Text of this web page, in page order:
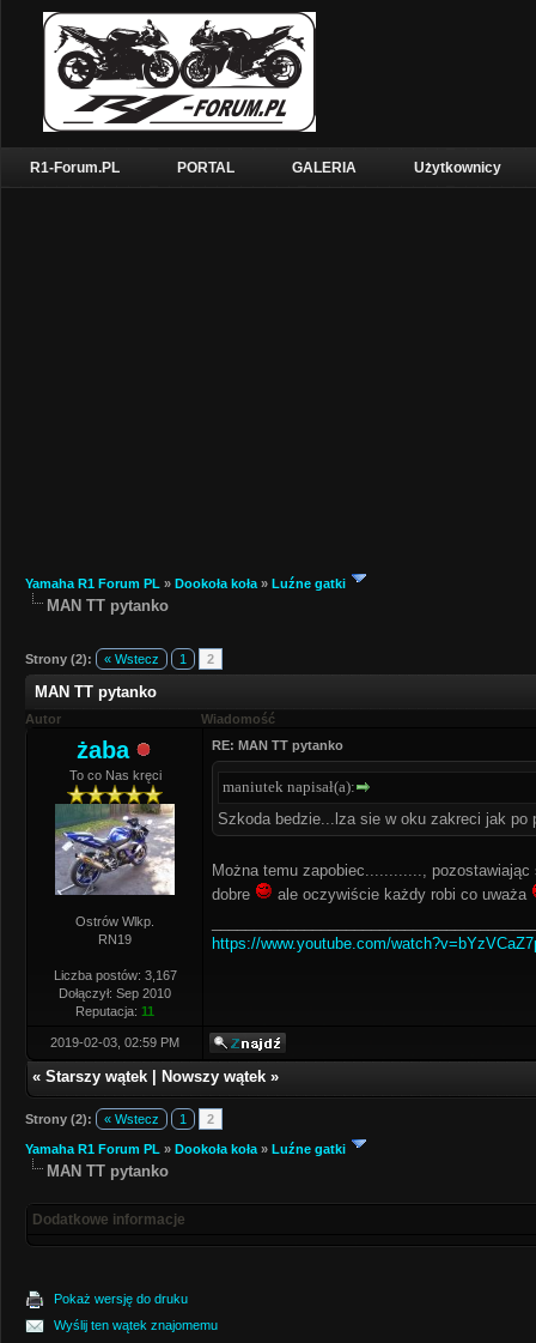
R1-Forum.PL PORTAL GALERIA Użytkownicy
Yamaha R1 Forum PL » Dookoła koła » Luźne gatki
MAN TT pytanko
Strony (2): « Wstecz 1 2
MAN TT pytanko
Autor Wiadomość
żaba
To co Nas kręci
Ostrów Wlkp.
RN19
Liczba postów: 3,167
Dołączył: Sep 2010
Reputacja: 11
RE: MAN TT pytanko
maniutek napisał(a):
Szkoda bedzie...lza sie w oku zakreci jak
Można temu zapobiec............,
dobre
ale oczywiście każdy robi co uważa
https://www.youtube.com/
2019-02-03, 02:59 PM
« Starszy wątek Nowszy wątek »
Strony (2): « Wstecz 1 2
Yamaha R1 Forum PL » Dookoła koła » Luźne gatki
MAN TT pytanko
Dodatkowe informacje
Pokaż wersję do druku
Wyślij ten wątek znajomemu